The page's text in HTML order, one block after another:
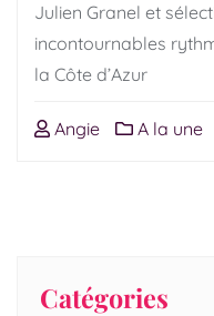
Julien Granel et
incontournables
la Côte d’Azur
Angie A la une
Catégories